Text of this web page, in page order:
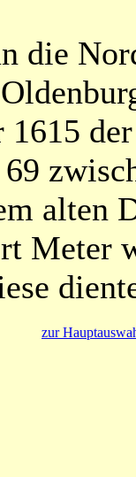
die
1615
69
alten
Meter
zur